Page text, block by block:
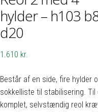
hylder – h103
d20
1.610 kr.
Består af en side, fire hylder
sokkelliste til stabilisering. Til
komplet, selvstændig reol